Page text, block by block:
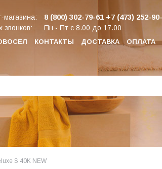
КОНТАКТЫ ДОСТАВКА ОПЛАТА
магазина: 8 (800) 302-79-61 +7 (473) 252-
Пн - Пт с 8.00 до 17.00
S 40K NEW